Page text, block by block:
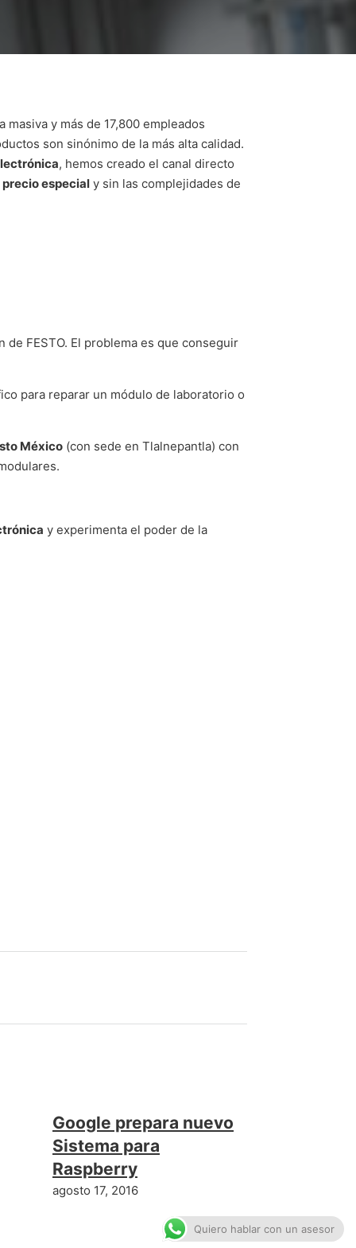
y más de 17,800 empleados
son sinónimo de la más alta calidad.
, hemos creado el canal directo
precio especial y sin las complejidades de
FESTO. El problema es que conseguir
para reparar un módulo de laboratorio o
México (con sede en Tlalnepantla) con
y experimenta el poder de la
Google prepara nuevo
Sistema para
Raspberry
agosto 17, 2016
Quiero hablar con un asesor